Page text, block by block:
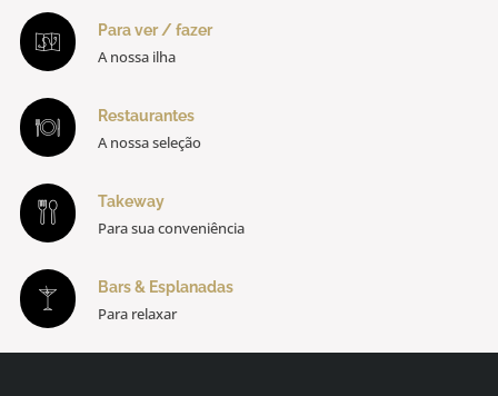
Para ver / fazer
A nossa ilha
Restaurantes
A nossa seleção
Takeway
Para sua conveniência
Bars & Esplanadas
Para relaxar